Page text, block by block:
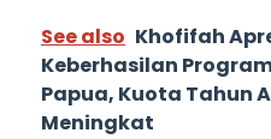
See also Khofifah
Keberhasilan Program
Papua, Kuota Tahun
Meningkat